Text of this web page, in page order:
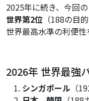
2025年に続き、今回
世界第2位 （188の目
世界最高水準の利便性
2026年 世界最強
シンガポール （